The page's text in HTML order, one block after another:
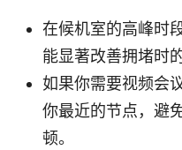
在候机室的高峰时
能显著改善拥堵时
如果你需要视频会
你最近的节点，避
顿。